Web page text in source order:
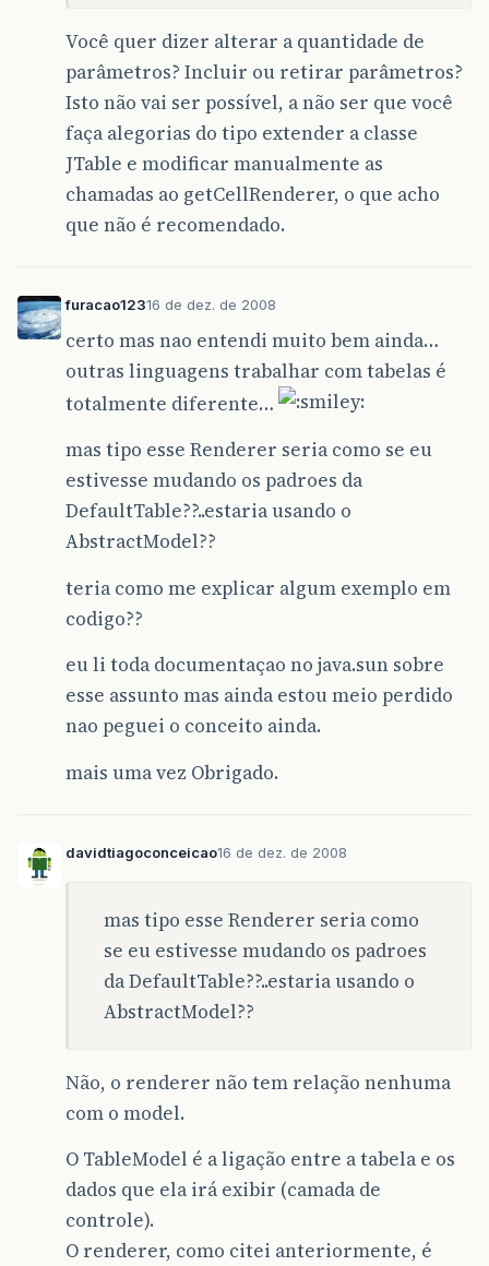
Você quer dizer alterar a quantidade de
parâmetros? Incluir ou retirar parâmetros?
Isto não vai ser possível, a não ser que você
faça alegorias do tipo extender a classe
JTable e modificar manualmente as
chamadas ao getCellRenderer, o que acho
que não é recomendado.
furacao12316 de dez. de 2008
certo mas nao entendi muito bem ainda…
outras linguagens trabalhar com tabelas é
totalmente diferente…
mas tipo esse Renderer seria como se eu
estivesse mudando os padroes da
DefaultTable??..estaria usando o
AbstractModel??
teria como me explicar algum exemplo em
codigo??
eu li toda documentaçao no java.sun sobre
esse assunto mas ainda estou meio perdido
nao peguei o conceito ainda.
mais uma vez Obrigado.
davidtiagoconceicao16 de dez. de 2008
mas tipo esse Renderer seria como
se eu estivesse mudando os padroes
da DefaultTable??..estaria usando o
AbstractModel??
Não, o renderer não tem relação nenhuma
com o model.
O TableModel é a ligação entre a tabela e os
dados que ela irá exibir (camada de
controle).
O renderer, como citei anteriormente, é